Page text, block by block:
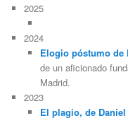
2025
2024
Elogio póstumo de
de un aficionado
Madrid.
2023
El plagio, de